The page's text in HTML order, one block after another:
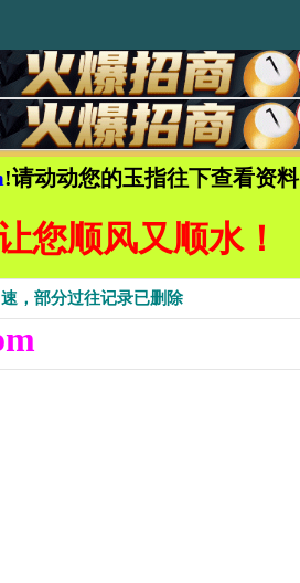
!请动动您的玉指往下查看资料
您顺风又顺水！
，部分过往记录已删除